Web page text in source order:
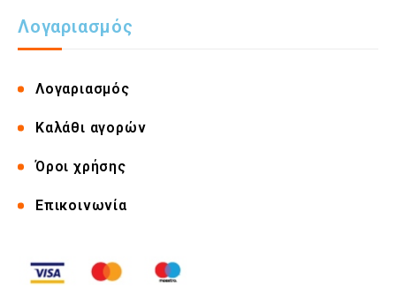
Λογαριασμός
Λογαριασμός
Καλάθι αγορών
Όροι χρήσης
Επικοινωνία